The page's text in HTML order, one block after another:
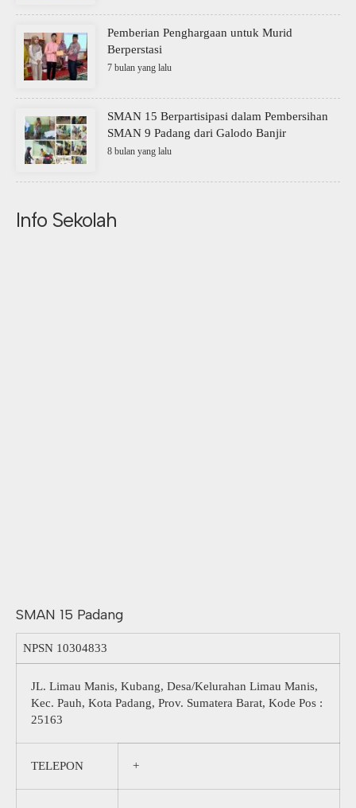
Pemberian Penghargaan untuk Murid
Berperstasi
7 bulan yang lalu
SMAN 15 Berpartisipasi dalam Pembersihan
SMAN 9 Padang dari Galodo Banjir
8 bulan yang lalu
Info Sekolah
SMAN 15 Padang
NPSN 10304833
JL. Limau Manis, Kubang, Desa/Kelurahan Limau Manis,
Kec. Pauh, Kota Padang, Prov. Sumatera Barat, Kode Pos :
25163
TELEPON +